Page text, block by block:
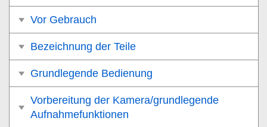
Vor Gebrauch
Bezeichnung der Teile
Grundlegende Bedienung
Vorbereitung der Kamera/grundlegende
Aufnahmefunktionen